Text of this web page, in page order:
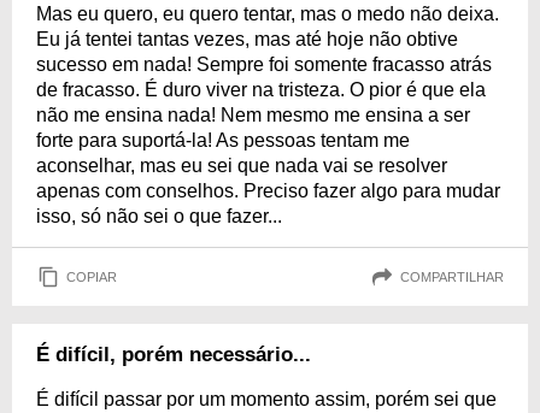
Mas eu quero, eu quero tentar, mas o medo não deixa.
Eu já tentei tantas vezes, mas até hoje não obtive
sucesso em nada! Sempre foi somente fracasso atrás
de fracasso. É duro viver na tristeza. O pior é que ela
não me ensina nada! Nem mesmo me ensina a ser
forte para suportá-la! As pessoas tentam me
aconselhar, mas eu sei que nada vai se resolver
apenas com conselhos. Preciso fazer algo para mudar
isso, só não sei o que fazer...
COPIAR COMPARTILHAR
É difícil, porém necessário...
É difícil passar por um momento assim, porém sei que